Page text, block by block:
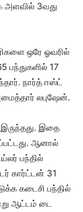
அளவில் 3வது
ஒரே ஓவரில்
பந்துகளில் 17
நார்த் ஈஸ்ட்
லபுஷேன்.
இதை
ஆனால்
பந்தில்
கார்ட்டன் 31
கடைசி பந்தில்
ஆட்டம் டை